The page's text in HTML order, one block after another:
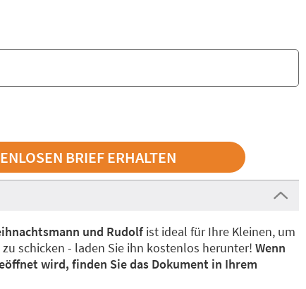
und Rudolfist ideal für Ihre Kleinen, um
schicken - laden Sie ihn kostenlos herunter! Wenn
wird, finden Sie das Dokument in Ihrem